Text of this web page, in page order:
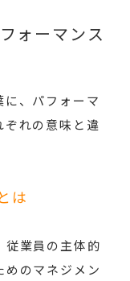
ォーマンス
に、パフォーマ
ぞれの意味と違
は
従業員の主体的
めのマネジメン